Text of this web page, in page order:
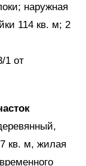
наружная
114 кв. м; 2
1 от
кв. м, жилая